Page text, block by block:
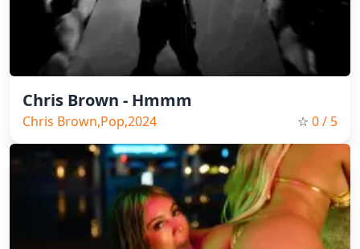
Chris Brown - Hmmm
Chris Brown,Pop,2024 ☆ 0/ 5